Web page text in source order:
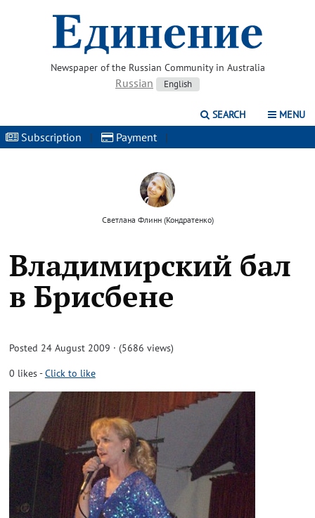
Newspaper of the Russian Community in Australia
Russian English
SEARCH MENU
Subscription | Payment |
Светлана Флинн (Кондратенко)
Владимирский бал
в Брисбене
Posted 24 August 2009 · (5686 views)
0 likes-Click to like